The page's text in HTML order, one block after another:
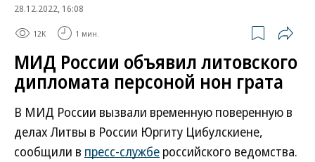
28.12.2022, 16:08
12K 1 мин.
МИД России объявил литовского
дипломата персоной нон грата
В МИД России вызвали временную поверенную в
делах Литвы в России Юргиту Цибулскиене,
сообщили в пресс-службе российского ведомства.